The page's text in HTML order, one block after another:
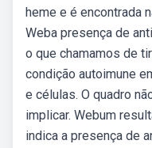
heme e é encontrada
Weba presença de
o que chamamos de
condição autoimune
e células. O quadro
implicar. Webum
indica a presença de⁤